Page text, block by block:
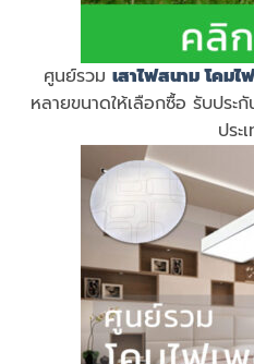
ศูนย์รวม เสาไฟสนาม โคมไ
หลายขนาดให้เลือกซื้อ รับปร
ประ